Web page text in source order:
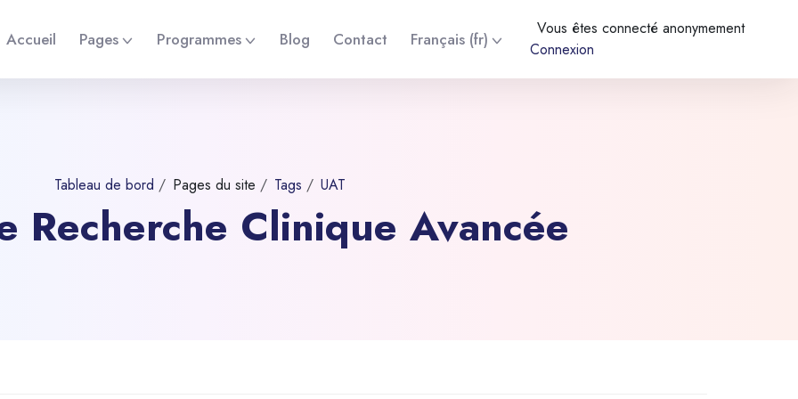
Accueil Pages Programmes Blog Contact Français ‎(fr)‎
Vous êtes connecté anonymement
Connexion
Tableau de bord Pages du site Tags UAT
Recherche Clinique Avancée